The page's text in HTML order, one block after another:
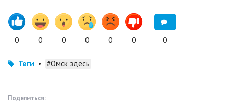
0 0 0 0 0 0 0
Теги • #Омск здесь
Поделиться: